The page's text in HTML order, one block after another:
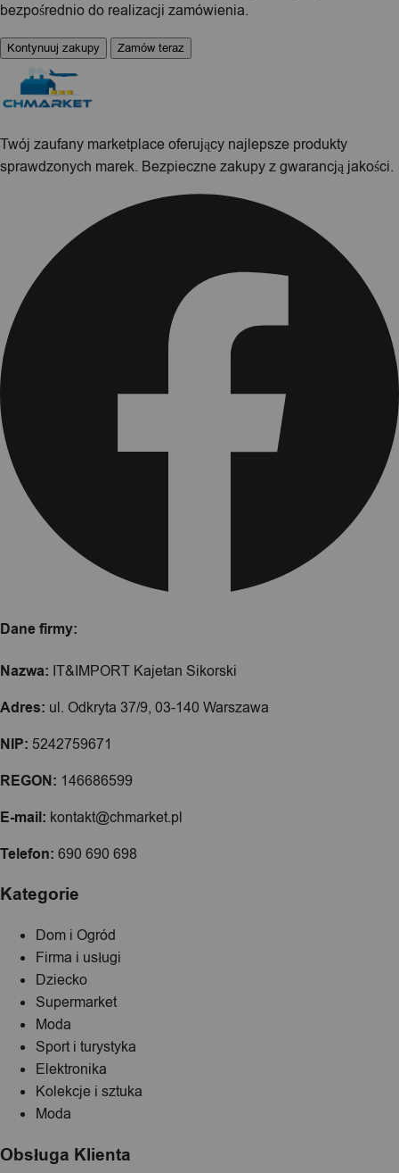
bezpośrednio do realizacji zamówienia.
Kontynuuj zakupy Zamów teraz
Twój zaufany marketplace oferujący najlepsze produkty
sprawdzonych marek. Bezpieczne zakupy z gwarancją jakości.
Dane firmy:
Nazwa: IT&IMPORT Kajetan Sikorski
Adres: ul. Odkryta 37/9, 03-140 Warszawa
NIP: 5242759671
REGON: 146686599
E-mail: kontakt@chmarket.pl
Telefon: 690 690 698
Kategorie
Dom i Ogród
Firma i usługi
Dziecko
Supermarket
Moda
Sport i turystyka
Elektronika
Kolekcje i sztuka
Moda
Obsługa Klienta